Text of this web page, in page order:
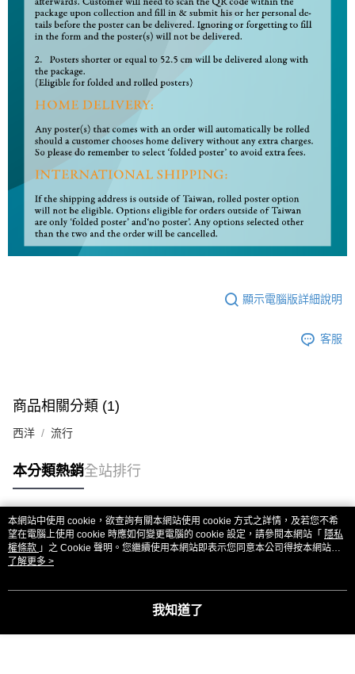
顯示電腦版詳細說明
客服
商品相關分類 (1)
西洋 流行
本分類熱銷全站排行
熱門標籤
本網站中使用 cookie，欲查詢有關本網站使用 cookie 方式之詳情，及若您不希
望在電腦上使用 cookie 時應如何變更電腦的 cookie 設定，請參閱本網站「 隱私
權條款 」之 Cookie 聲明。您繼續使用本網站即表示您同意本公司得按本網站使
用條款之 Cookie 聲明使用 cookie。
了解更多 >
我知道了